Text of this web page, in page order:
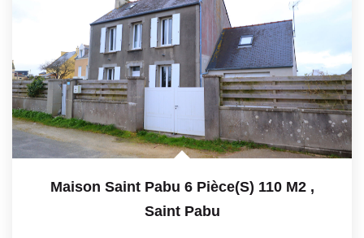
Maison Saint Pabu 6 Pièce(s) 110 M2 ,
Saint Pabu